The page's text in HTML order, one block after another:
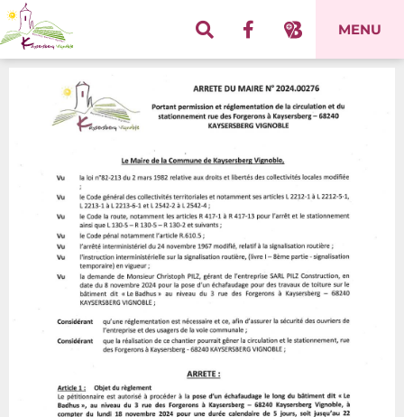
MENU
Panneau de gestion des cookies